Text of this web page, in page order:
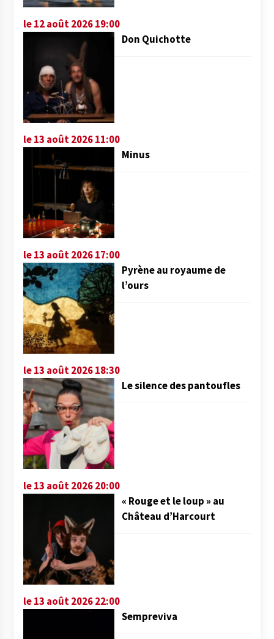
le 12 août 2026 19:00
Don Quichotte
le 13 août 2026 11:00
Minus
le 13 août 2026 17:00
Pyrène au royaume de
l’ours
le 13 août 2026 18:30
Le silence des pantoufles
le 13 août 2026 20:00
« Rouge et le loup » au
Château d’Harcourt
le 13 août 2026 22:00
Sempreviva